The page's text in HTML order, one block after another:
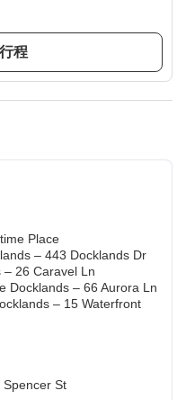
Arch at Eastern View)
建大洋路的3000多名一战
此拱门纪念碑，道路就会
是一个美丽的海滨小镇。它
和自然美景而闻名。这里有
美，包括徒步旅行、冲浪、
恩海边，木质长桥深入海
出日落的绝佳去处，还能
小镇，背靠奥特维山脉，拥
浪、品尝海鲜，是自驾大洋
程
Place
– 443 Docklands Dr
– 26 Caravel Ln
Docklands – 66 Aurora Ln
– 15 Waterfront
St